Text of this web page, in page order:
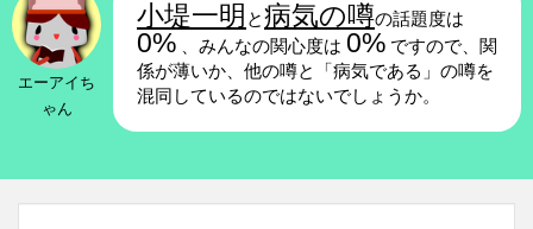
エーアイち
ゃん
小堤一明 と病気の噂の話題度は
0% 、みんなの関心度は 0% ですので、関
係が薄いか、他の噂と「病気である」の噂を
混同しているのではないでしょうか。